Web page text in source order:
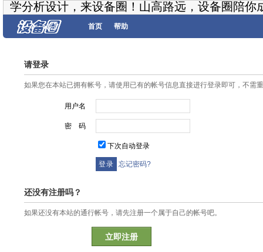
学分析设计，来设备圈！山高路远，设备圈陪你
首页 帮助
请登录
如果您在本站已拥有帐号，请使用已有的帐号信息直接进行登录即可，不需
用户名
密 码
下次自动登录
忘记密码?
还没有注册吗？
如果还没有本站的通行帐号，请先注册一个属于自己的帐号吧。
立即注册